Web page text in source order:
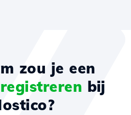
zou je een
bij